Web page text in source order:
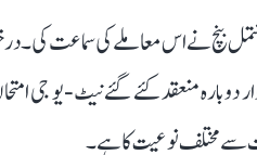
بنچ نے اس معاملے کی سماعت
وکیل نے عدالت کو بتایا کہ یہ 6 امیدوار دوبارہ منعقد
سے مختلف نوعیت کا ہے۔